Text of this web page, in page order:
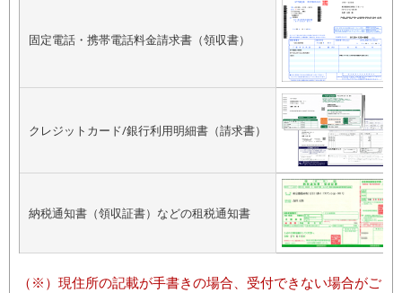
固定電話・携帯電話料金請求書（領収書）
クレジットカード/銀行利用明細書（請求書）
納税通知書（領収証書）などの租税通知書
現住所の記載が手書きの場合、受付できない場合がご